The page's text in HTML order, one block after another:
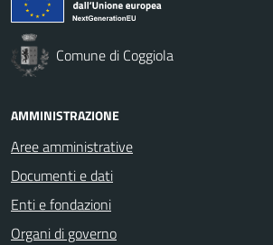
Comune di Coggiola
AMMINISTRAZIONE
Aree amministrative
Documenti e dati
Enti e fondazioni
Organi di governo